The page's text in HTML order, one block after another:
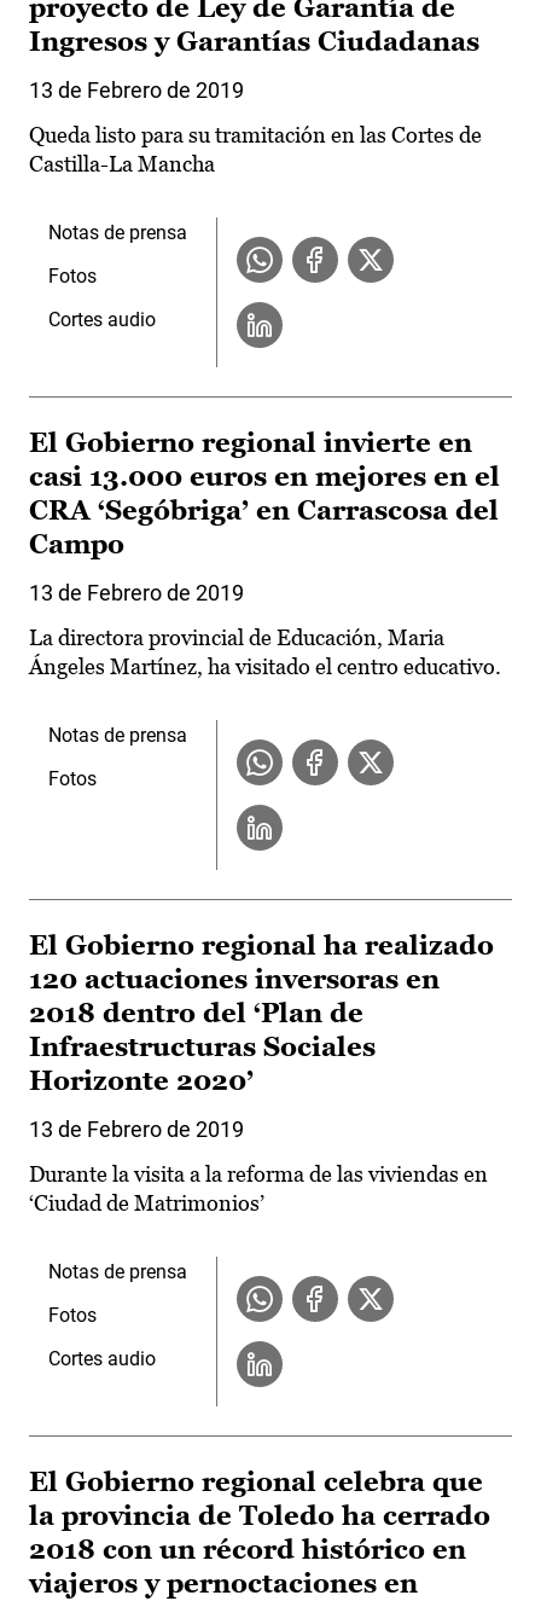
proyecto de Ley de Garantía de
Ingresos y Garantías Ciudadanas
13 de Febrero de 2019
Queda listo para su tramitación en las Cortes de
Castilla-La Mancha
Notas de prensa
Fotos
Cortes audio
El Gobierno regional invierte en
casi 13.000 euros en mejores en el
CRA ‘Segóbriga’ en Carrascosa del
Campo
13 de Febrero de 2019
La directora provincial de Educación, Maria
Ángeles Martínez, ha visitado el centro educativo.
Notas de prensa
Fotos
El Gobierno regional ha realizado
120 actuaciones inversoras en
2018 dentro del ‘Plan de
Infraestructuras Sociales
Horizonte 2020’
13 de Febrero de 2019
Durante la visita a la reforma de las viviendas en
‘Ciudad de Matrimonios’
Notas de prensa
Fotos
Cortes audio
El Gobierno regional celebra que
la provincia de Toledo ha cerrado
2018 con un récord histórico en
viajeros y pernoctaciones en